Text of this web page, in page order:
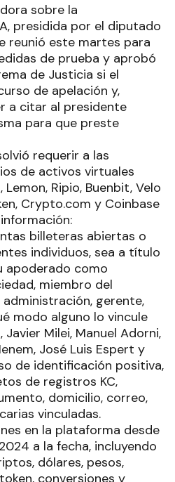
sobre la
presidida por el diputado
reunió este martes para
de prueba y aprobó
de Justicia si el
de apelación y,
a citar al presidente
para que preste
requerir a las
de activos virtuales
Lemon, Ripio, Buenbit, Velo
Crypto.com y Coinbase
billeteras abiertas o
individuos, sea a título
apoderado como
miembro del
gerente,
modo alguno lo vincule
Javier Milei, Manuel Adorni,
José Luis Espert y
de identificación positiva,
de registros KC,
domicilio, correo,
vinculadas.
en la plataforma desde
a la fecha, incluyendo
dólares, pesos,
conversiones y